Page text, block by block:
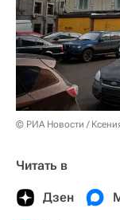
© РИА Новости /
Читать в
Дзен